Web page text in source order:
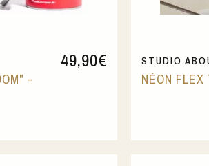
49,90€
-
STUDIO
NÉON